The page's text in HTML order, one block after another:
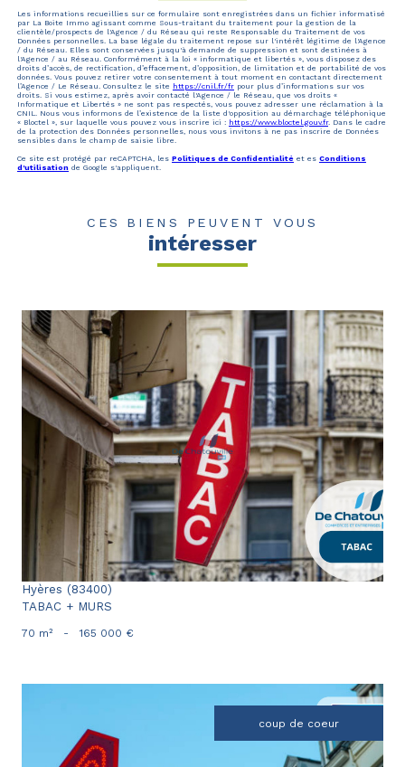
Les informations recueillies sur ce formulaire sont enregistrées dans un fichier informatisé
par La Boite Immo agissant comme Sous-traitant du traitement pour la gestion de la
clientèle/prospects de l'Agence / du Réseau qui reste Responsable du Traitement de vos
Données personnelles. La base légale du traitement repose sur l'intérêt légitime de l'Agence
/ du Réseau. Elles sont conservées jusqu'à demande de suppression et sont destinées à
l'Agence / au Réseau. Conformément à la loi « informatique et libertés », vous disposez des
droits d’accès, de rectification, d’effacement, d’opposition, de limitation et de portabilité de vos
données. Vous pouvez retirer votre consentement à tout moment en contactant directement
l’Agence / Le Réseau. Consultez le site https://cnil.fr/fr pour plus d’informations sur vos
droits. Si vous estimez, après avoir contacté l'Agence / le Réseau, que vos droits «
Informatique et Libertés » ne sont pas respectés, vous pouvez adresser une réclamation à la
CNIL. Nous vous informons de l’existence de la liste d'opposition au démarchage téléphonique
« Bloctel », sur laquelle vous pouvez vous inscrire ici : https://www.bloctel.gouv.fr. Dans le cadre
de la protection des Données personnelles, nous vous invitons à ne pas inscrire de Données
sensibles dans le champ de saisie libre.
Ce site est protégé par reCAPTCHA, les Politiques de Confidentialité et es Conditions
d'utilisation de Google s'appliquent.
CES BIENS PEUVENT VOUS
intéresser
voir le bien
Hyères (83400)
TABAC + MURS
70 m² - 165 000 €
coup de coeur